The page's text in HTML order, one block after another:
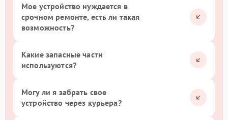
Мое устройство нуждается в
срочном ремонте, есть ли такая
возможность?
Какие запасные части
используются?
Могу ли я забрать свое
устройство через курьера?